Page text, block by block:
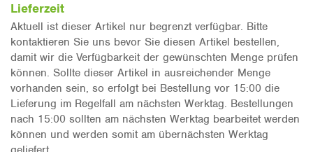
Lieferzeit
Aktuell ist dieser Artikel nur begrenzt verfügbar. Bitte
kontaktieren Sie uns bevor Sie diesen Artikel bestellen,
damit wir die Verfügbarkeit der gewünschten Menge prüfen
können. Sollte dieser Artikel in ausreichender Menge
vorhanden sein, so erfolgt bei Bestellung vor 15:00 die
Lieferung im Regelfall am nächsten Werktag. Bestellungen
nach 15:00 sollten am nächsten Werktag bearbeitet werden
können und werden somit am übernächsten Werktag